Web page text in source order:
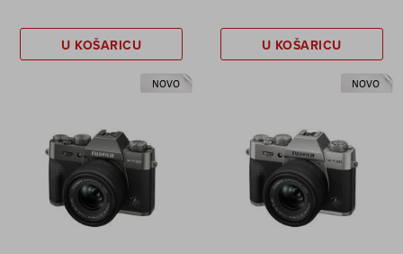
U KOŠARICU U KOŠARICU
NOVO NOVO